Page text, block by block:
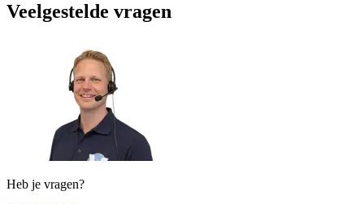
Veelgestelde vragen
Heb je vragen?